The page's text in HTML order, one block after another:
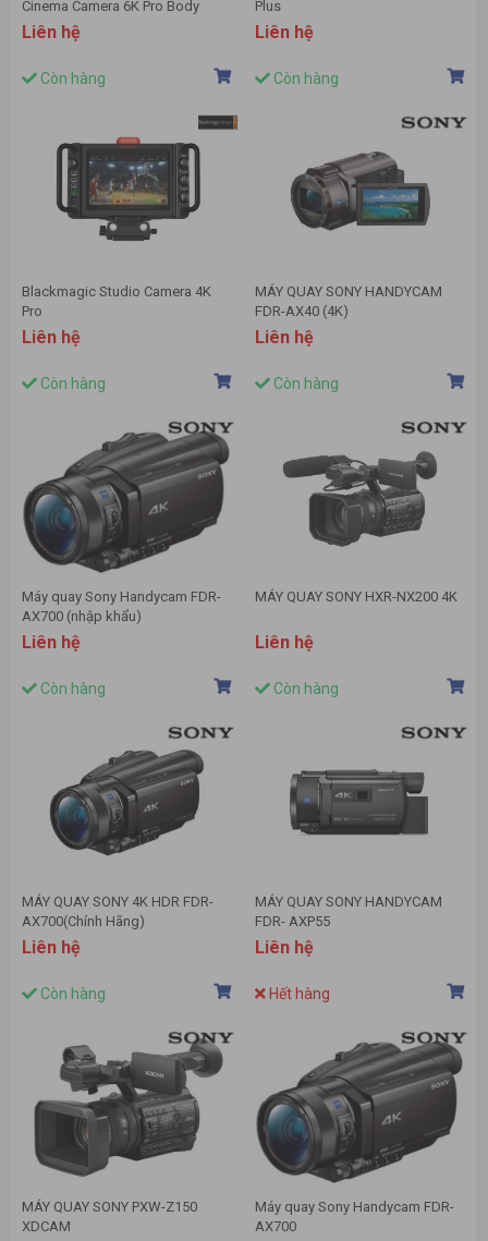
Cinema Camera 6K Pro Body
Liên hệ
Còn hàng
Plus
Liên hệ
Còn hàng
Blackmagic Studio Camera 4K
Pro
Liên hệ
Còn hàng
MÁY QUAY SONY HANDYCAM
FDR-AX40 (4K)
Liên hệ
Còn hàng
Máy quay Sony Handycam FDR-
AX700 (nhập khẩu)
Liên hệ
Còn hàng
MÁY QUAY SONY HXR-NX200 4K
Liên hệ
Còn hàng
MÁY QUAY SONY 4K HDR FDR-
AX700(Chính Hãng)
Liên hệ
Còn hàng
MÁY QUAY SONY HANDYCAM
FDR- AXP55
Liên hệ
Hết hàng
MÁY QUAY SONY PXW-Z150
XDCAM
Máy quay Sony Handycam FDR-
AX700